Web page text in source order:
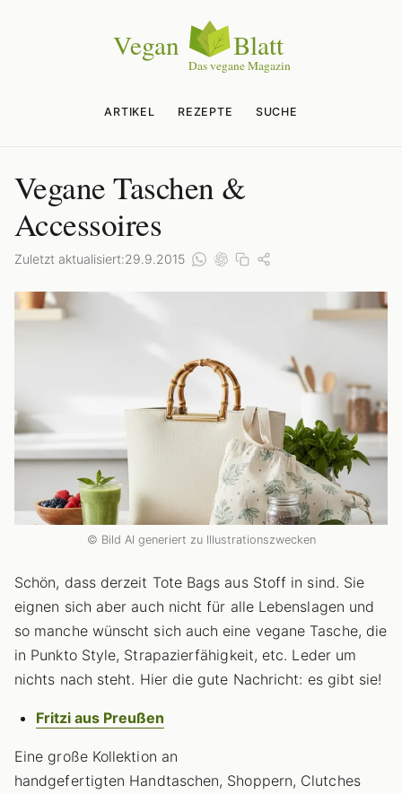
ARTIKEL REZEPTE SUCHE
Vegane Taschen &
Accessoires
Zuletzt aktualisiert:29.9.2015
© Bild AI generiert zu Illustrationszwecken
Schön, dass derzeit Tote Bags aus Stoff in sind. Sie
eignen sich aber auch nicht für alle Lebenslagen und
so manche wünscht sich auch eine vegane Tasche, die
in Punkto Style, Strapazierfähigkeit, etc. Leder um
nichts nach steht. Hier die gute Nachricht: es gibt sie!
Fritzi aus Preußen
Eine große Kollektion an
handgefertigten Handtaschen, Shoppern, Clutches